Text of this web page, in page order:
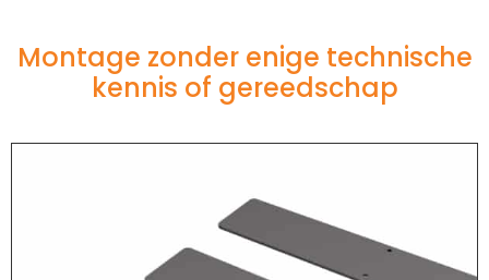
Montage zonder enige technische
kennis of gereedschap